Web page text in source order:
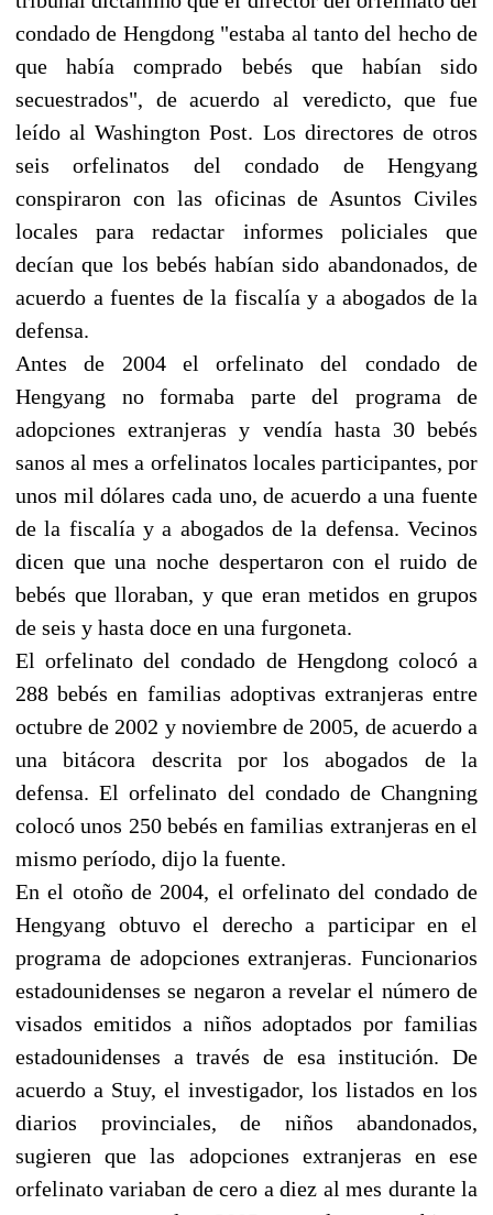
condado de Hengdong "estaba al tanto del hecho de
que había comprado bebés que habían sido
secuestrados", de acuerdo al veredicto, que fue
leído al Washington Post. Los directores de otros
seis orfelinatos del condado de Hengyang
conspiraron con las oficinas de Asuntos Civiles
locales para redactar informes policiales que
decían que los bebés habían sido abandonados, de
acuerdo a fuentes de la fiscalía y a abogados de la
defensa.
Antes de 2004 el orfelinato del condado de
Hengyang no formaba parte del programa de
adopciones extranjeras y vendía hasta 30 bebés
sanos al mes a orfelinatos locales participantes, por
unos mil dólares cada uno, de acuerdo a una fuente
de la fiscalía y a abogados de la defensa. Vecinos
dicen que una noche despertaron con el ruido de
bebés que lloraban, y que eran metidos en grupos
de seis y hasta doce en una furgoneta.
El orfelinato del condado de Hengdong colocó a
288 bebés en familias adoptivas extranjeras entre
octubre de 2002 y noviembre de 2005, de acuerdo a
una bitácora descrita por los abogados de la
defensa. El orfelinato del condado de Changning
colocó unos 250 bebés en familias extranjeras en el
mismo período, dijo la fuente.
En el otoño de 2004, el orfelinato del condado de
Hengyang obtuvo el derecho a participar en el
programa de adopciones extranjeras. Funcionarios
estadounidenses se negaron a revelar el número de
visados emitidos a niños adoptados por familias
estadounidenses a través de esa institución. De
acuerdo a Stuy, el investigador, los listados en los
diarios provinciales, de niños abandonados,
sugieren que las adopciones extranjeras en ese
orfelinato variaban de cero a diez al mes durante la